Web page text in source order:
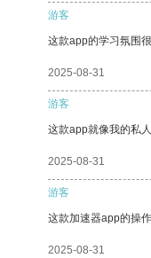
游客
这款app的学习氛围
2025-08-31
游客
这款app就像我的私
2025-08-31
游客
这款加速器app的操
2025-08-31